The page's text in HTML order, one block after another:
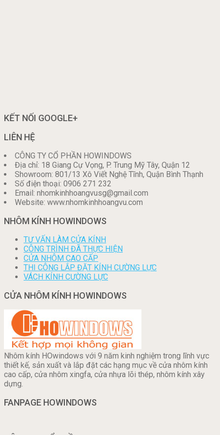
KẾT NỐI GOOGLE+
LIÊN HỆ
CÔNG TY CỔ PHẦN HOWINDOWS
Địa chỉ: 18 Giang Cự Vọng, P. Trung Mỹ Tây, Quận 12
Showroom: 801/13 Xô Viết Nghệ Tĩnh, Quận Bình Thạnh
Số điện thoại: 0906 271 232
Email: nhomkinhhoangvusg@gmail.com
Website: www.nhomkinhhoangvu.com
NHÔM KÍNH HOWINDOWS
TƯ VẤN LÀM CỬA KÍNH
CÔNG TRÌNH ĐÃ THỰC HIỆN
CỬA NHÔM CAO CẤP
THI CÔNG LẮP ĐẶT KÍNH CƯỜNG LỰC
VÁCH KÍNH CƯỜNG LỰC
CỬA NHÔM KÍNH HOWINDOWS
Nhôm kính HOwindows với 9 năm kinh nghiệm trong lĩnh vực
thiết kế, sản xuất và lắp đặt các hạng mục về cửa nhôm kính
cao cấp, cửa nhôm xingfa, cửa nhựa lõi thép, nhôm kính xây
dựng.
FANPAGE HOWINDOWS